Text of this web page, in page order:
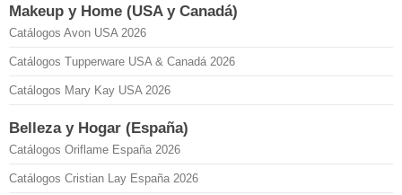
Makeup y Home (USA y Canadá)
Catálogos Avon USA 2026
Catálogos Tupperware USA & Canadá 2026
Catálogos Mary Kay USA 2026
Belleza y Hogar (España)
Catálogos Oriflame España 2026
Catálogos Cristian Lay España 2026